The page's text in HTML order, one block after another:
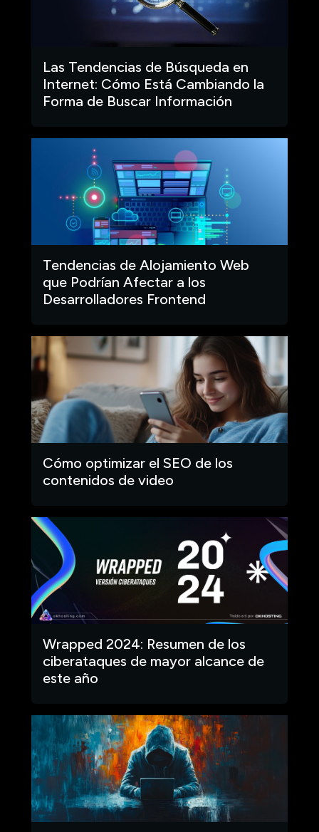
Las Tendencias de Búsqueda en
Internet: Cómo Está Cambiando la
Forma de Buscar Información
Tendencias de Alojamiento Web
que Podrían Afectar a los
Desarrolladores Frontend
Cómo optimizar el SEO de los
contenidos de video
Wrapped 2024: Resumen de los
ciberataques de mayor alcance de
este año